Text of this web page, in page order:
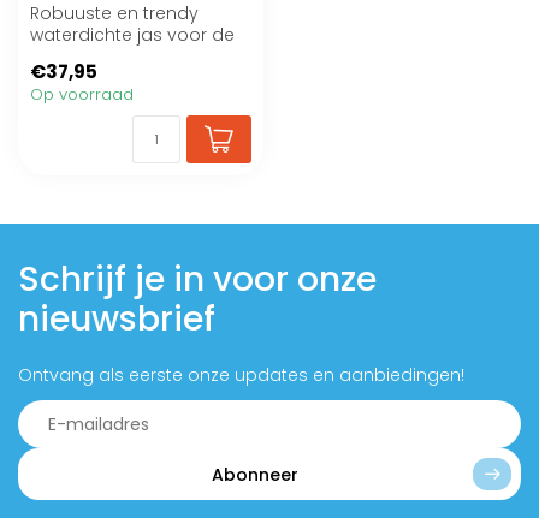
Robuuste en trendy
waterdichte jas voor de
€37,95
Op voorraad
Schrijf je in voor onze
nieuwsbrief
Ontvang als eerste onze updates en aanbiedingen!
Abonneer